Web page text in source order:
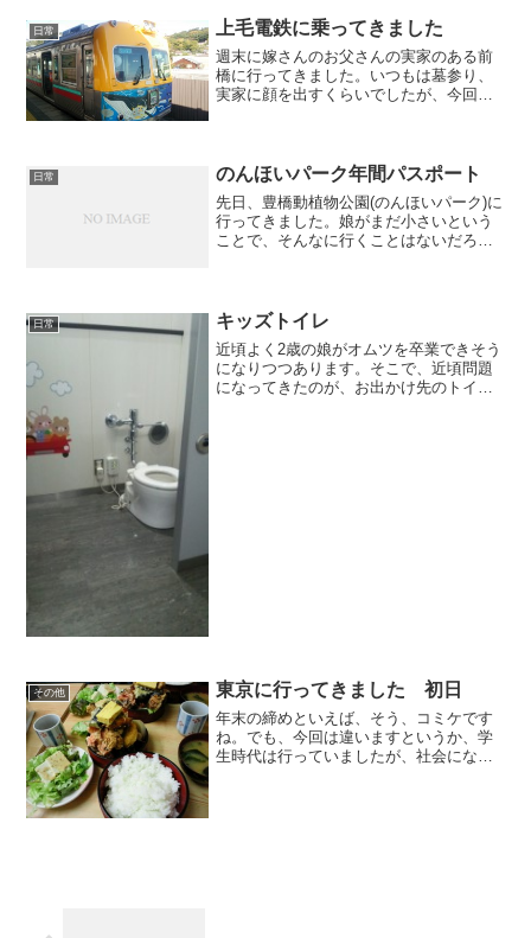
は、公共交通機関を利用して行ってきま
した。詳しくは後日。今回は...
日常 上毛電鉄に乗ってきました
週末に嫁さんのお父さんの実家のある前
橋に行ってきました。いつもは墓参り、
実家に顔を出すくらいでしたが、今回は
ました。今回は、何やら...
日常 のんほいパーク年間パスポート
先日、豊橋動植物公園(のんほいパーク)に
行ってきました。娘がまだ小さいという
ことで、そんなに行くことはないだろう
いうことで、年間パス...
日常 キッズトイレ
近頃よく2歳の娘がオムツを卒業できそう
になりつつあります。そこで、近頃問題
になってきたのが、お出かけ先のトイ
その他 東京に行ってきました 初日
年末の締めといえば、そう、コミケです
ね。でも、今回は違いますというか、学
生時代は行っていましたが、社会になっ